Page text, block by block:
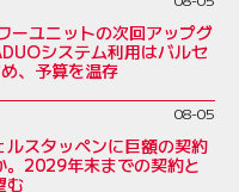
ーユニットの次回アップグ
システム利用はバルセ
、予算を温存
08-05
ルスタッペンに巨額の契約
。2029年末までの契約と
む